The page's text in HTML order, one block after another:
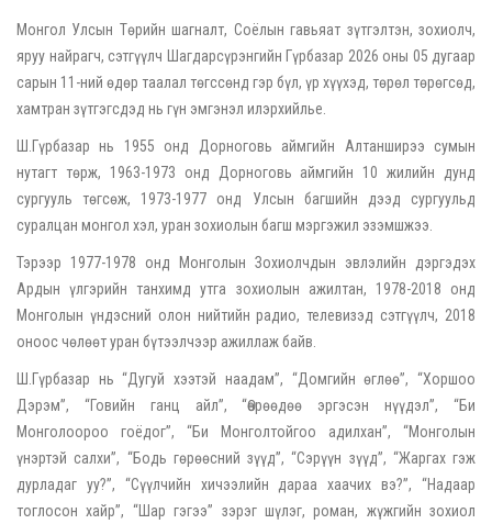
Монгол Улсын Төрийн шагналт, Соёлын гавьяат зүтгэлтэн, зохиолч,
яруу найрагч, сэтгүүлч Шагдарсүрэнгийн Гүрбазар 2026 оны 05 дугаар
сарын 11-ний өдөр таалал төгссөнд гэр бүл, үр хүүхэд, төрөл төрөгсөд,
хамтран зүтгэгсдэд нь гүн эмгэнэл илэрхийлье.
Ш.Гүрбазар нь 1955 онд Дорноговь аймгийн Алтанширээ сумын
нутагт төрж, 1963-1973 онд Дорноговь аймгийн 10 жилийн дунд
сургууль төгсөж, 1973-1977 онд Улсын багшийн дээд сургуульд
суралцан монгол хэл, уран зохиолын багш мэргэжил эзэмшжээ.
Тэрээр 1977-1978 онд Монголын Зохиолчдын эвлэлийн дэргэдэх
Ардын үлгэрийн танхимд утга зохиолын ажилтан, 1978-2018 онд
Монголын үндэсний олон нийтийн радио, телевизэд сэтгүүлч, 2018
оноос чөлөөт уран бүтээлчээр ажиллаж байв.
Ш.Гүрбазар нь “Дугуй хээтэй наадам”, “Домгийн өглөө”, “Хоршоо
Дэрэм”, “Говийн ганц айл”, “Өөрөөдөө эргэсэн нүүдэл”, “Би
Монголоороо гоёдог”, “Би Монголтойгоо адилхан”, “Монголын
үнэртэй салхи”, “Бодь гөрөөсний зүүд”, “Сэрүүн зүүд”, “Жаргах гэж
дурладаг уу?”, “Сүүлчийн хичээлийн дараа хаачих вэ?”, “Надаар
тоглосон хайр”, “Шар гэгээ” зэрэг шүлэг, роман, жүжгийн зохиол